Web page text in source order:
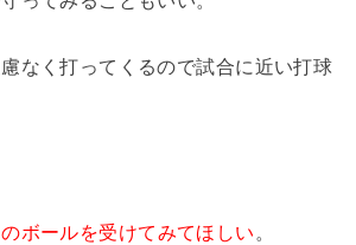
なく打ってくるので試合に近い打球
ボールを受けてみてほしい